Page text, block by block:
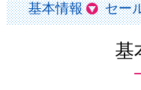
基本情報
セー
基